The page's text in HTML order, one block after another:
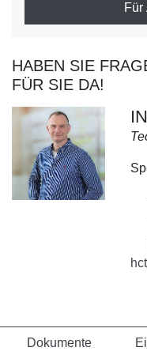
Für
HABEN SIE
FÜR SIE DA!
Dokumente